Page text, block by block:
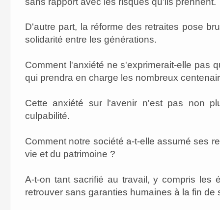
D'autre part, la réforme des retraites pose
solidarité entre les générations.
Comment l'anxiété ne s'exprimerait-elle pas
qui prendra en charge les nombreux
Cette anxiété sur l'avenir n'est pas non
culpabilité.
Comment notre société a-t-elle assumé ses
vie et du patrimoine ?
A-t-on tant sacrifié au travail, y compris les
retrouver sans garanties humaines à la fin de